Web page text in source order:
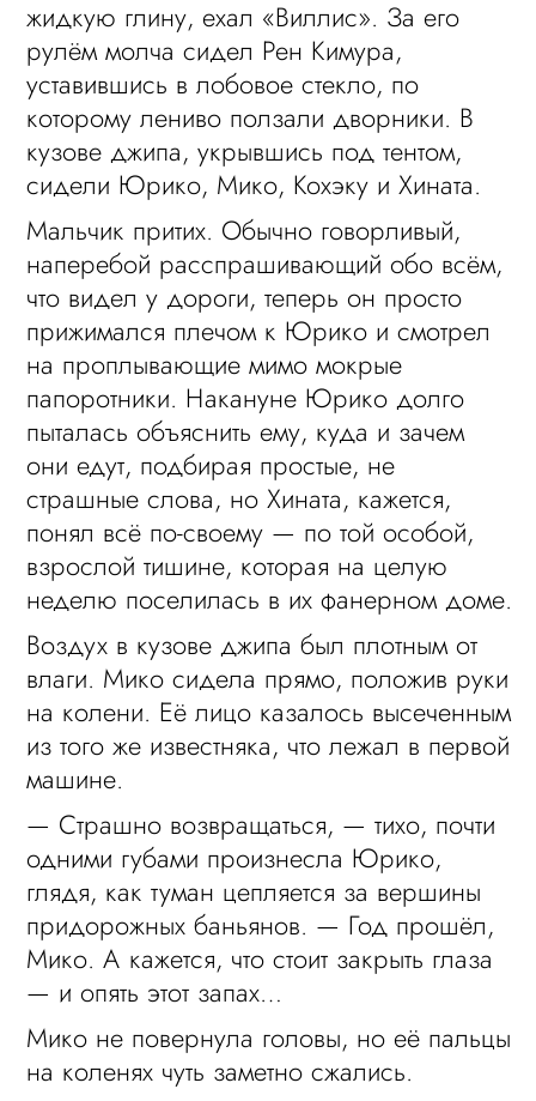
жидкую глину, ехал «Виллис». За его
рулём молча сидел Рен Кимура,
уставившись в лобовое стекло, по
которому лениво ползали дворники. В
кузове джипа, укрывшись под тентом,
сидели Юрико, Мико, Кохэку и Хината.
Мальчик притих. Обычно говорливый,
наперебой расспрашивающий обо всём,
что видел у дороги, теперь он просто
прижимался плечом к Юрико и смотрел
на проплывающие мимо мокрые
папоротники. Накануне Юрико долго
пыталась объяснить ему, куда и зачем
они едут, подбирая простые, не
страшные слова, но Хината, кажется,
понял всё по-своему — по той особой,
взрослой тишине, которая на целую
неделю поселилась в их фанерном доме.
Воздух в кузове джипа был плотным от
влаги. Мико сидела прямо, положив руки
на колени. Её лицо казалось высеченным
из того же известняка, что лежал в первой
машине.
— Страшно возвращаться, — тихо, почти
одними губами произнесла Юрико,
глядя, как туман цепляется за вершины
придорожных баньянов. — Год прошёл,
Мико. А кажется, что стоит закрыть глаза
— и опять этот запах…
Мико не повернула головы, но её пальцы
на коленях чуть заметно сжались.